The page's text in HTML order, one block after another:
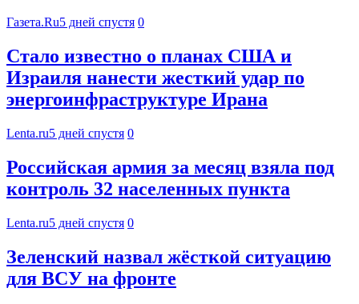
Газета.Ru5 дней спустя 0
Стало известно о планах США и
Израиля нанести жесткий удар по
энергоинфраструктуре Ирана
Lenta.ru5 дней спустя 0
Российская армия за месяц взяла под
контроль 32 населенных пункта
Lenta.ru5 дней спустя 0
Зеленский назвал жёсткой ситуацию
для ВСУ на фронте